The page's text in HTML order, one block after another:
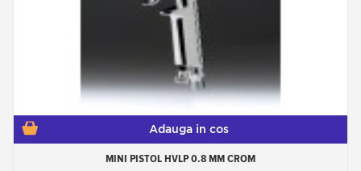
Adauga in cos
MINI PISTOL HVLP 0.8 MM CROM